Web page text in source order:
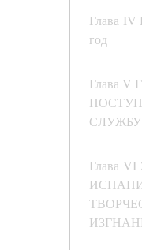
Глава
год
Глава
СЛУЖБУ.
Глава